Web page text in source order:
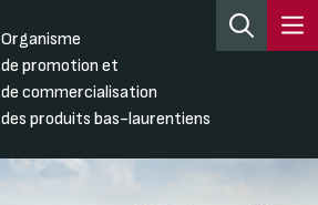
Organisme
de promotion et
de commercialisation
des produits bas-laurentiens